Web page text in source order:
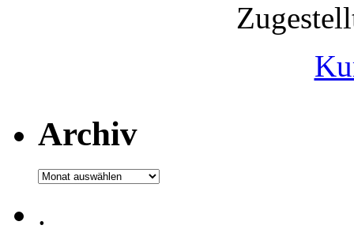
Archiv
Archiv
.